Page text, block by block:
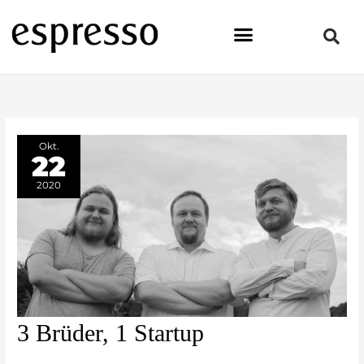
Inhalt
springen
Okt.
22
2020
3 Brüder, 1 Startup
3